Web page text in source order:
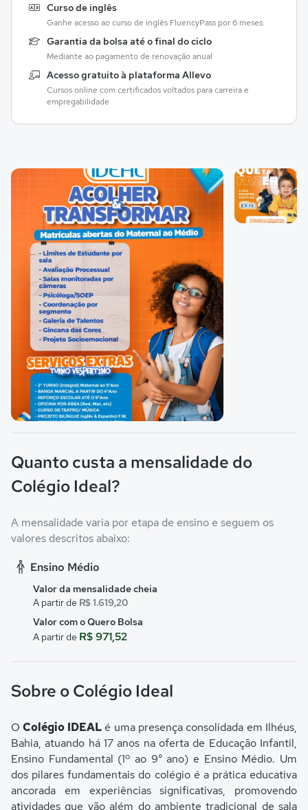
Curso de inglês
Ganhe acesso ao curso de inglês FluencyPass por 6 meses.
Garantia da bolsa até o final do ciclo
Mediante ao pagamento de renovação anual
Acesso gratuito à plataforma Allevo
Cursos online com certificados voltados para carreira e
empregabilidade
Galeria de imagem
Quanto custa a mensalidade do
Colégio Ideal?
A mensalidade varia por etapa de ensino e seguem os
valores descritos abaixo:
Ensino Médio
Valor da mensalidade cheia
A partir de R$ 1.619,20
Valor com o Quero Bolsa
A partir de R$ 971,52
Sobre o Colégio Ideal
OColégio IDEALé uma presença consolidada em Ilhéus,
Bahia, atuando há 17 anos na oferta de Educação Infantil,
Ensino Fundamental (1º ao 9° ano) e Ensino Médio. Um
dos pilares fundamentais do colégio é a prática educativa
ancorada em experiências significativas, promovendo
atividades que vão além do ambiente tradicional de sala